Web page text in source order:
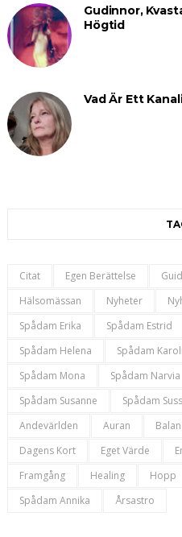
Gudinnor,
Högtid
Vad Är Ett
Citat Egen Berättelse
Hälsomässan
Nyheter
Spådam Erika
Spådam Estrid
Spådam Helena
Spådam
Spådam Mona
Spådam Narvia
Spådam Susanne
Spådam Suss
Andevärlden
Auran
Dagens Kort
Eget Värde
Framgång
Healing Hopp
Spådam Annika
Årsastro